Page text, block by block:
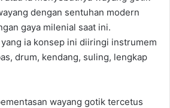
dengan sentuhan modern
gaya milenial saat ini.
ia konsep ini diiringi instrumem
drum, kendang, suling, lengkap
wayang gotik tercetus